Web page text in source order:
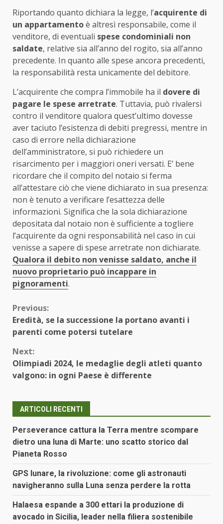
Riportando quanto dichiara la legge, l’acquirente di
un appartamentoè altresì responsabile, come il
venditore, di eventuali spese condominiali non
saldate, relative sia all’anno del rogito, sia all’anno
precedente. In quanto alle spese ancora precedenti,
la responsabilità resta unicamente del debitore.
L’acquirente che compra l’immobile ha il dovere di
pagare le spese arretrate. Tuttavia, può rivalersi
contro il venditore qualora quest’ultimo dovesse
aver taciuto l’esistenza di debiti pregressi, mentre in
caso di errore nella dichiarazione
dell’amministratore, si può richiedere un
risarcimento per i maggiori oneri versati. E’ bene
ricordare che il compito del notaio si ferma
all’attestare ciò che viene dichiarato in sua presenza:
non è tenuto a verificare l’esattezza delle
informazioni. Significa che la sola dichiarazione
depositata dal notaio non è sufficiente a togliere
l’acquirente da ogni responsabilità nel caso in cui
venisse a sapere di spese arretrate non dichiarate.
Qualora il debito non venisse saldato, anche il
nuovo proprietario può incappare in
pignoramenti.
Continue
Reading
Previous:
Eredità, se la successione la portano avanti i
parenti come potersi tutelare
Next:
Olimpiadi 2024, le medaglie degli atleti quanto
valgono: in ogni Paese è differente
ARTICOLI RECENTI
Perseverance cattura la Terra mentre scompare
dietro una luna di Marte: uno scatto storico dal
Pianeta Rosso
GPS lunare, la rivoluzione: come gli astronauti
navigheranno sulla Luna senza perdere la rotta
Halaesa espande a 300 ettari la produzione di
avocado in Sicilia, leader nella filiera sostenibile